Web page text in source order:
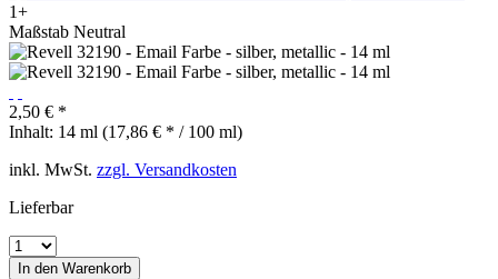
1+
Maßstab Neutral
2,50 € *
Inhalt: 14 ml (17,86 € * / 100 ml)
inkl. MwSt. zzgl. Versandkosten
Lieferbar
In den Warenkorb